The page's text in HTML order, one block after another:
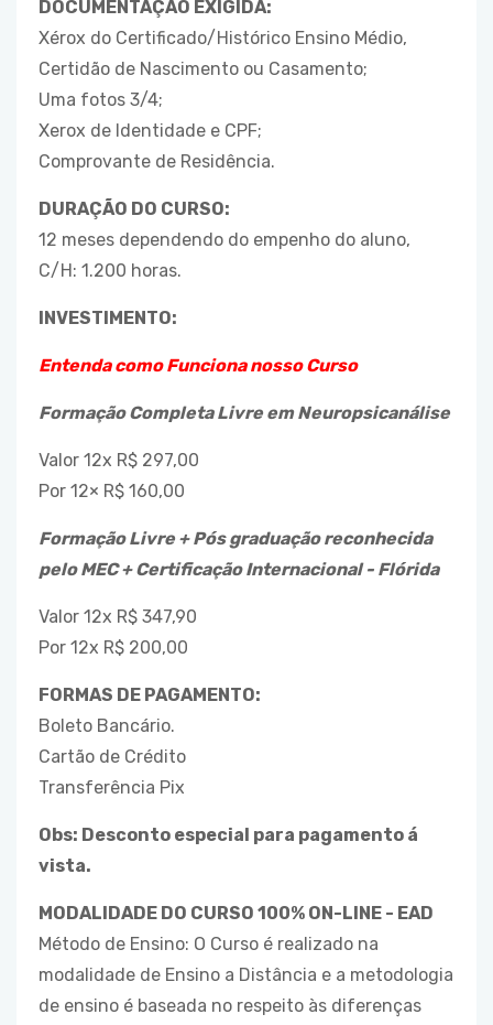
DOCUMENTAÇÃO EXIGIDA:
Xérox do Certificado/Histórico Ensino Médio,
Certidão de Nascimento ou Casamento;
Uma fotos 3/4;
Xerox de Identidade e CPF;
Comprovante de Residência.
DURAÇÃO DO CURSO:
12 meses dependendo do empenho do aluno,
C/H: 1.200 horas.
INVESTIMENTO:
Entenda como Funciona nosso Curso
Formação Completa Livre em Neuropsicanálise
Valor 12x R$ 297,00
Por 12× R$ 160,00
Formação Livre + Pós graduação reconhecida
pelo MEC + Certificação Internacional - Flórida
Valor 12x R$ 347,90
Por 12x R$ 200,00
FORMAS DE PAGAMENTO:
Boleto Bancário.
Cartão de Crédito
Transferência Pix
Obs: Desconto especial para pagamento á
vista.
MODALIDADE DO CURSO 100% ON-LINE - EAD
Método de Ensino: O Curso é realizado na
modalidade de Ensino a Distância e a metodologia
de ensino é baseada no respeito às diferenças